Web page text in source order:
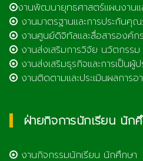
งานพัฒนายุทธศาสตร์แผนงานแ
งานมาตรฐานและการประกันคุ
งานศูนย์ดิจิทัลและสื่อสารองค์กร
งานส่งเสริมการวิจัย นวัตกรรม
งานส่งเสริมธุรกิจและการเป็นผู้
งานติดตามและประเมินผลการอ
ฝ่ายกิจการนักเรียน นัก
งานกิจกรรมนักเรียน นักศึกษา